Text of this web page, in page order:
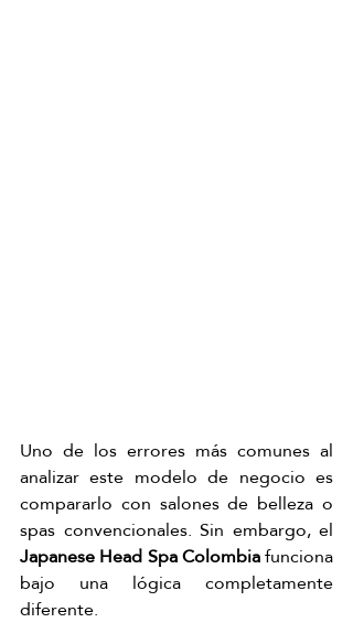
Uno de los errores más comunes al
analizar este modelo de negocio es
compararlo con salones de belleza o
Japanese Head Spa Colombia funciona
bajo una lógica completamente
diferente.